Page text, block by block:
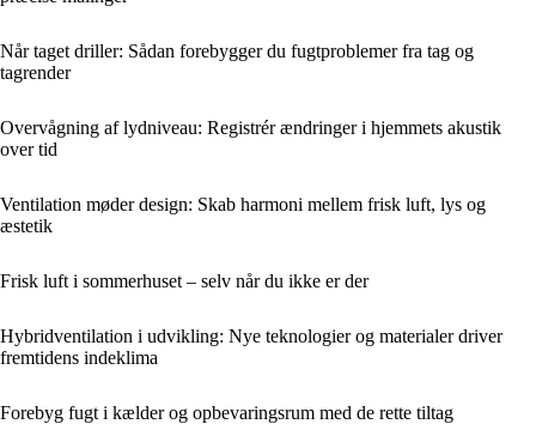
Når taget driller: Sådan forebygger du fugtproblemer fra tag og
tagrender
Overvågning af lydniveau: Registrér ændringer i hjemmets akustik
over tid
Ventilation møder design: Skab harmoni mellem frisk luft, lys og
æstetik
Frisk luft i sommerhuset – selv når du ikke er der
Hybridventilation i udvikling: Nye teknologier og materialer driver
fremtidens indeklima
Forebyg fugt i kælder og opbevaringsrum med de rette tiltag